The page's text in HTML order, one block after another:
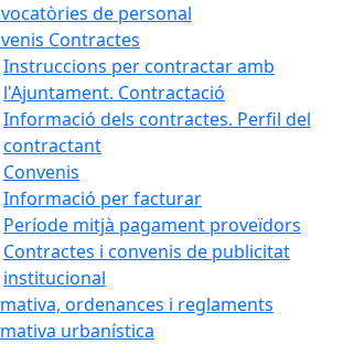
de personal
Contractes
Instruccions per contractar amb
l'Ajuntament. Contractació
Informació dels contractes. Perfil del
contractant
Convenis
Informació per facturar
Període mitjà pagament proveïdors
Contractes i convenis de publicitat
institucional
ordenances i reglaments
urbanística